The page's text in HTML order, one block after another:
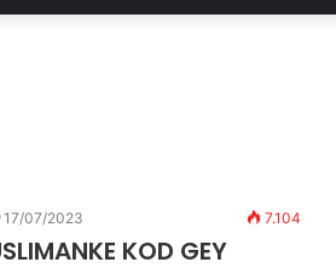
17/07/2023 7.104
KOD GEY